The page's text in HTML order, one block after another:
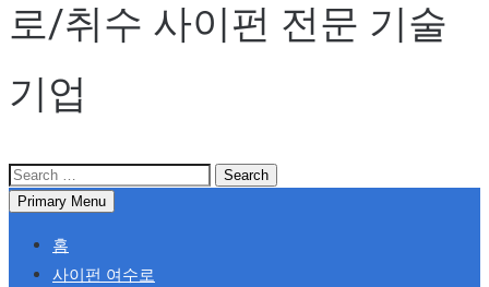
로/취수 사이펀 전문 기술
기업
Search
for:Primary Menu
홈
사이펀 여수로